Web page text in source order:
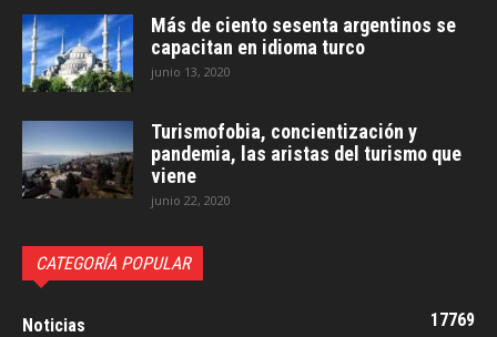
Más de ciento sesenta argentinos se
capacitan en idioma turco
junio 13, 2020
Turismofobia, concientización y
pandemia, las aristas del turismo que
viene
junio 22, 2020
CATEGORÍA POPULAR
Noticias 17769